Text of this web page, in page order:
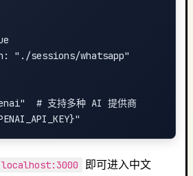
"./sessions/whatsapp"
# 支持多种 AI 提供商
即可进入中文